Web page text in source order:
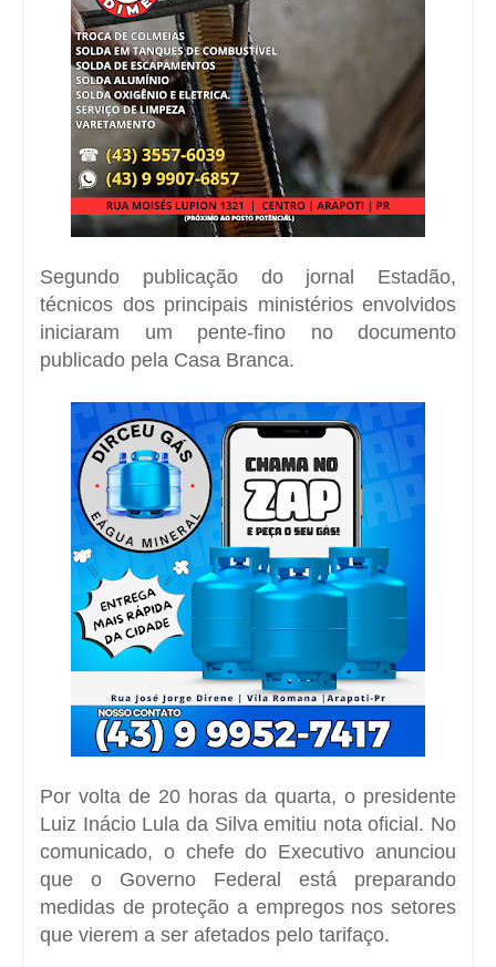
Segundo publicação do jornal Estadão,
técnicos dos principais ministérios envolvidos
iniciaram um pente-fino no documento
publicado pela Casa Branca.
Por volta de 20 horas da quarta, o presidente
Luiz Inácio Lula da Silva emitiu nota oficial. No
comunicado, o chefe do Executivo anunciou
que o Governo Federal está preparando
medidas de proteção a empregos nos setores
que vierem a ser afetados pelo tarifaço.